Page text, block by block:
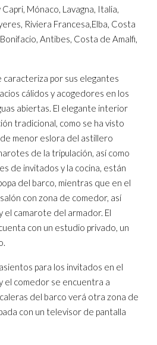
Mónaco, Lavagna, Italia,
Riviera Francesa,Elba, Costa
Antibes, Costa de Amalfi,
por sus elegantes
cálidos y acogedores en los
abiertas. El elegante interior
tradicional, como se ha visto
menor eslora del astillero
de la tripulación, así como
de invitados y la cocina, están
del barco, mientras que en el
con zona de comedor, así
el camarote del armador. El
con un estudio privado, un
para los invitados en el
el comedor se encuentra a
del barco verá otra zona de
con un televisor de pantalla